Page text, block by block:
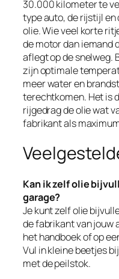
30.000 kilometer te
type auto, de rijstijl
olie. Wie veel korte
de motor dan iemand
aflegt op de snelweg.
zijn optimale
meer water en
terechtkomen. Het is
rijgedrag de olie wat
fabrikant als
Kan ik zelf olie
garage?
Je kunt zelf olie
de fabrikant van jouw
het handboek of op
Vul in kleine beetjes
met de peilstok.